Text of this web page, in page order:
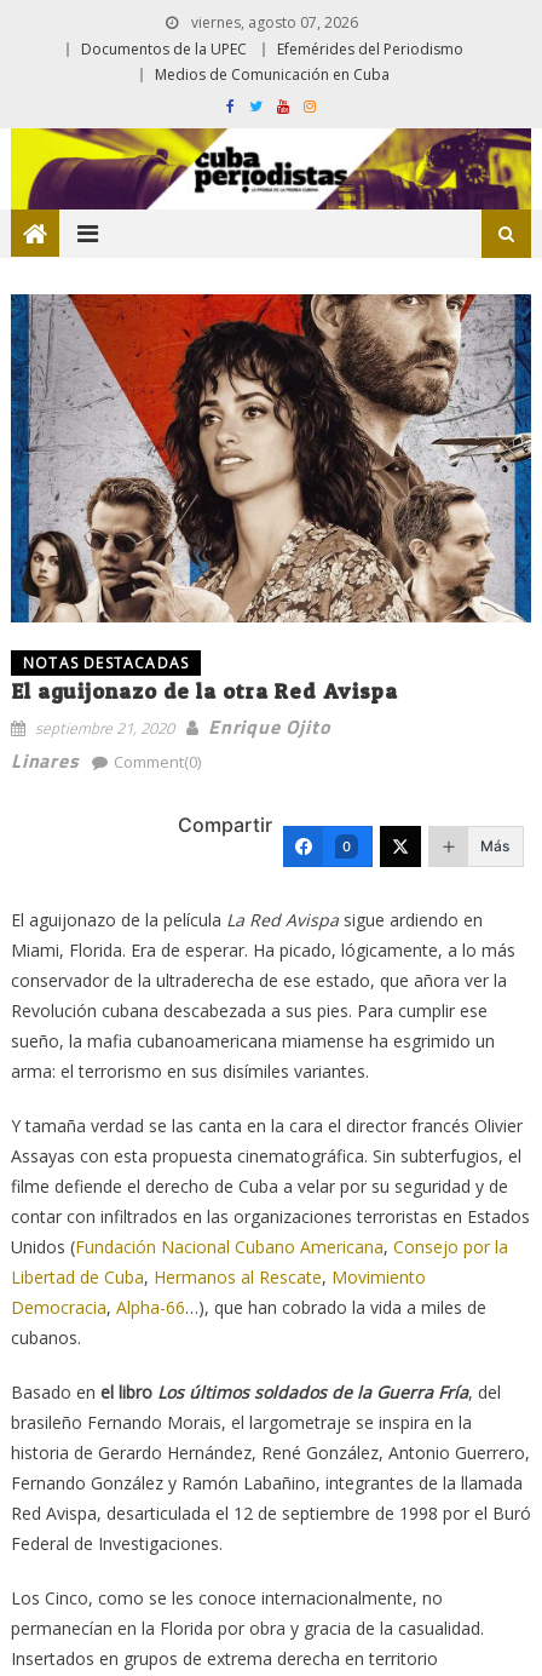
viernes, agosto 07, 2026
Documentos de la UPEC
Efemérides del Periodismo
Medios de Comunicación en Cuba
NOTAS DESTACADAS
El aguijonazo de la otra Red Avispa
septiembre 21, 2020
Enrique Ojito
Linares
Comment(0)
Compartir
0 Más
El aguijonazo de la película La Red Avispasigue ardiendo en
Miami, Florida. Era de esperar. Ha picado, lógicamente, a lo más
conservador de la ultraderecha de ese estado, que añora ver la
Revolución cubana descabezada a sus pies. Para cumplir ese
sueño, la mafia cubanoamericana miamense ha esgrimido un
arma: el terrorismo en sus disímiles variantes.
Y tamaña verdad se las canta en la cara el director francés Olivier
Assayas con esta propuesta cinematográfica. Sin subterfugios, el
filme defiende el derecho de Cuba a velar por su seguridad y de
contar con infiltrados en las organizaciones terroristas en Estados
Unidos (Fundación Nacional Cubano Americana, Consejo por la
Libertad de Cuba, Hermanos al Rescate, Movimiento
Democracia, Alpha-66…), que han cobrado la vida a miles de
cubanos.
Basado en el libro Los últimos soldados de la Guerra Fría, del
brasileño Fernando Morais, el largometraje se inspira en la
historia de Gerardo Hernández, René González, Antonio Guerrero,
Fernando González y Ramón Labañino, integrantes de la llamada
Red Avispa, desarticulada el 12 de septiembre de 1998 por el Buró
Federal de Investigaciones.
Los Cinco, como se les conoce internacionalmente, no
permanecían en la Florida por obra y gracia de la casualidad.
Insertados en grupos de extrema derecha en territorio